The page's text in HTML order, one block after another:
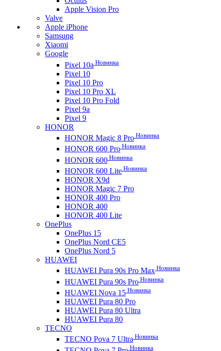
Apple Vision Pro
Valve
Apple iPhone
Samsung
Xiaomi
Google
Pixel 10a Новинка
Pixel 10
Pixel 10 Pro
Pixel 10 Pro XL
Pixel 10 Pro Fold
Pixel 9a
Pixel 9
HONOR
HONOR Magic 8 Pro Новинка
HONOR 600 Pro Новинка
HONOR 600 Новинка
HONOR 600 Lite Новинка
HONOR X9d
HONOR Magic 7 Pro
HONOR 400 Pro
HONOR 400
HONOR 400 Lite
OnePlus
OnePlus 15
OnePlus Nord CE5
OnePlus Nord 5
HUAWEI
HUAWEI Pura 90s Pro Max Новинка
HUAWEI Pura 90s Pro Новинка
HUAWEI Nova 15 Новинка
HUAWEI Pura 80 Pro
HUAWEI Pura 80 Ultra
HUAWEI Pura 80
TECNO
TECNO Pova 7 Ultra Новинка
Новинка